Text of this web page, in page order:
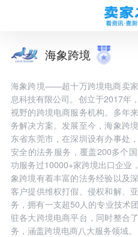
海象跨境
海象跨境——超十万跨境电商卖
息科技有限公司。创立于2017年
视野的跨境电商服务机构。多年
务解决方案。发展至今，海象跨
东省东莞市，在深圳设有办事处
安全的法务服务，覆盖200多个
功服务过10000+家跨境出口企业
象跨境有着丰富的法务经验以及
客户提供维权打假、侵权和解、
务，拥有一支超50人的专业技术
驻各大跨境电商平台，同时整合
务，涵盖跨境电商八大服务领域。